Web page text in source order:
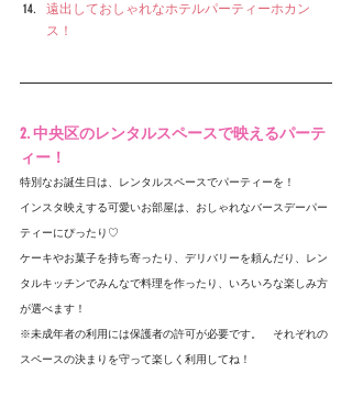
遠出しておしゃれなホテルパーティーホカン
ス！
2. 中央区のレンタルスペースで映えるパーテ
ィー！
特別なお誕生日は、レンタルスペースでパーティーを！
インスタ映えする可愛いお部屋は、おしゃれなバースデーパー
ティーにぴったり♡
ケーキやお菓子を持ち寄ったり、デリバリーを頼んだり、レン
タルキッチンでみんなで料理を作ったり、いろいろな楽しみ方
が選べます！
※未成年者の利用には保護者の許可が必要です。　それぞれの
スペースの決まりを守って楽しく利用してね！